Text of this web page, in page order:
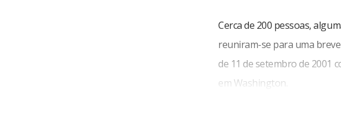
Cerca de 200 pessoas,
reuniram-se para uma
de 11 de setembro de 2001
em Washington.